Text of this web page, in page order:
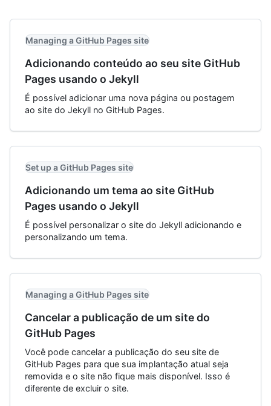
Managing a GitHub Pages site
Adicionando conteúdo ao seu site GitHub
Pages usando o Jekyll
É possível adicionar uma nova página ou postagem
ao site do Jekyll no GitHub Pages.
Set up a GitHub Pages site
Adicionando um tema ao site GitHub
Pages usando o Jekyll
É possível personalizar o site do Jekyll adicionando e
personalizando um tema.
Managing a GitHub Pages site
Cancelar a publicação de um site do
GitHub Pages
Você pode cancelar a publicação do seu site de
GitHub Pages para que sua implantação atual seja
removida e o site não fique mais disponível. Isso é
diferente de excluir o site.